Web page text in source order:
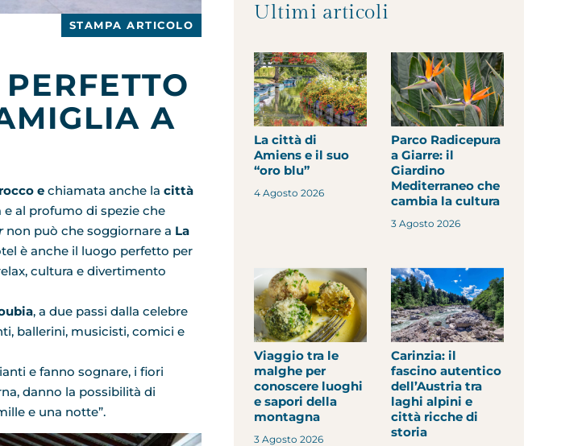
STAMPA ARTICOLO
A
e chiamata anche la città
al profumo di spezie che
non può che soggiornare a La
è anche il luogo perfetto per
cultura e divertimento
, a due passi dalla celebre
ballerini, musicisti, comici e
e fanno sognare, i fiori
danno la possibilità di
e una notte”.
Ultimi articoli
La città di
Amiens e il suo
“oro blu”
4 Agosto 2026
Parco Radicepura
a Giarre: il
Giardino
Mediterraneo che
cambia la cultura
3 Agosto 2026
Viaggio tra le
malghe per
conoscere luoghi
e sapori della
montagna
3 Agosto 2026
Carinzia: il
fascino autentico
dell’Austria tra
laghi alpini e
città ricche di
storia